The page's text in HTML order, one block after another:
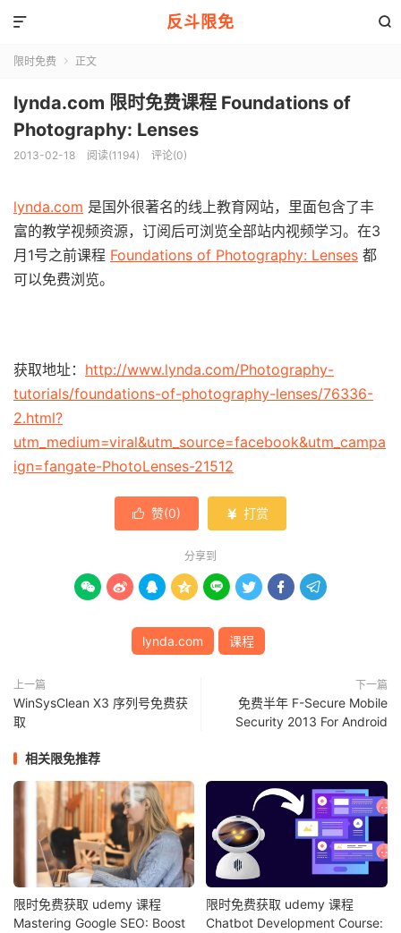
反斗限免 

限时免费  正文
lynda.com 限时免费课程 Foundations of
Photography: Lenses
2013-02-18 阅读(1194) 评论(0)
lynda.com 是国外很著名的线上教育网站，里面包含了丰
富的教学视频资源，订阅后可浏览全部站内视频学习。在3
月1号之前课程 Foundations of Photography: Lenses 都
可以免费浏览。
获取地址： http://www.lynda.com/Photography-
tutorials/foundations-of-photography-lenses/76336-
2.html?
utm_medium=viral&utm_source=facebook&utm_campa
ign=fangate-PhotoLenses-21512
 赞(0)  打赏
分享到
       
lynda.com 课程
上一篇
WinSysClean X3 序列号免费获
取
下一篇
免费半年 F-Secure Mobile
Security 2013 For Android
相关限免推荐
限时免费获取 udemy 课程
Mastering Google SEO: Boost
限时免费获取 udemy 课程
Chatbot Development Course: